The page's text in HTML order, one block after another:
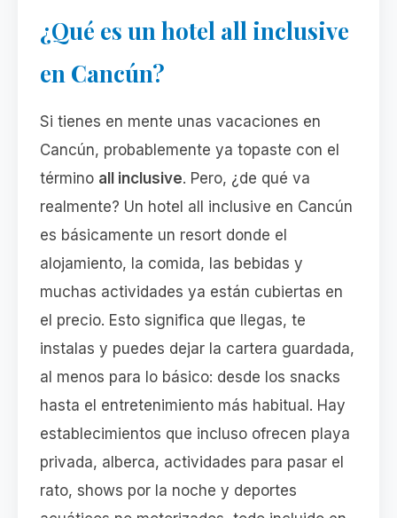
¿Qué es un hotel all inclusive
en Cancún?
Si tienes en mente unas vacaciones en
Cancún, probablemente ya topaste con el
término all inclusive. Pero, ¿de qué va
realmente? Un hotel all inclusive en Cancún
es básicamente un resort donde el
alojamiento, la comida, las bebidas y
muchas actividades ya están cubiertas en
el precio. Esto significa que llegas, te
instalas y puedes dejar la cartera guardada,
al menos para lo básico: desde los snacks
hasta el entretenimiento más habitual. Hay
establecimientos que incluso ofrecen playa
privada, alberca, actividades para pasar el
rato, shows por la noche y deportes